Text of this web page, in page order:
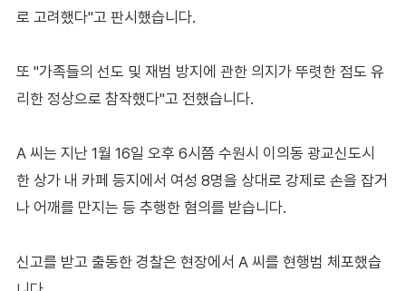
로 고려했다"고 판시했습니다.
또 "가족들의 선도 및 재범 방지에 관한 의지가 뚜렷한 점도 유
리한 정상으로 참작했다"고 전했습니다.
A 씨는 지난 1월 16일 오후 6시쯤 수원시 이의동 광교신도시
한 상가 내 카페 등지에서 여성 8명을 상대로 강제로 손을 잡거
나 어깨를 만지는 등 추행한 혐의를 받습니다.
신고를 받고 출동한 경찰은 현장에서 A 씨를 현행범 체포했습